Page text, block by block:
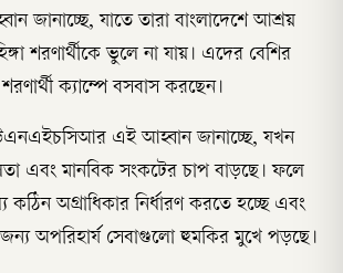
জানাচ্ছে, যাতে তারা বাংলাদেশে আশ্রয়
শরণার্থীকে ভুলে না যায়। এদের বেশির
ক্যাম্পে বসবাস করছেন।
এই আহ্বান জানাচ্ছে, যখন
এবং মানবিক সংকটের চাপ বাড়ছে। ফলে
কঠিন অগ্রাধিকার নির্ধারণ করতে হচ্ছে এবং
অপরিহার্য সেবাগুলো হুমকির মুখে পড়ছে।